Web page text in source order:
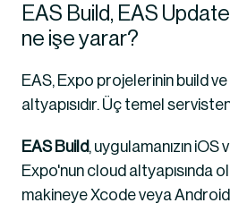
EAS Build, EAS
ne işe yarar?
EAS, Expo projelerinin build
altyapısıdır. Üç temel
EAS Build, uygulamanızın
Expo'nun cloud altyapısında
makineye Xcode veya